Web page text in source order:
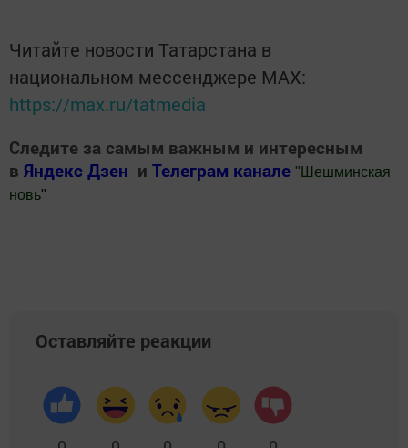
Читайте новости Татарстана в
национальном мессенджере MАХ:
https://max.ru/tatmedia
Следите за самым важным и интересным
в Яндекс Дзен и Телеграм канале " Шешминская
новь"
Оставляйте реакции